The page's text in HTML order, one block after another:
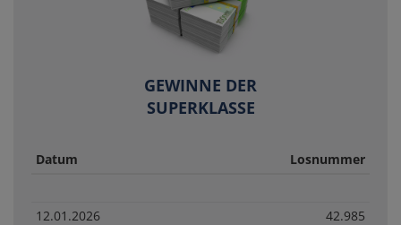
GEWINNE DER
SUPERKLASSE
Datum Losnummer
12.01.2026
42.985